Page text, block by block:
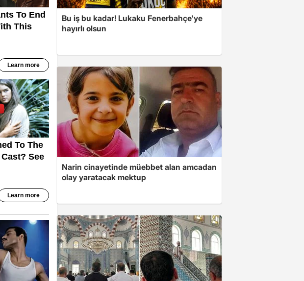
Bu iş bu kadar! Lukaku Fenerbahçe'ye
hayırlı olsun
Narin cinayetinde müebbet alan amcadan
olay yaratacak mektup